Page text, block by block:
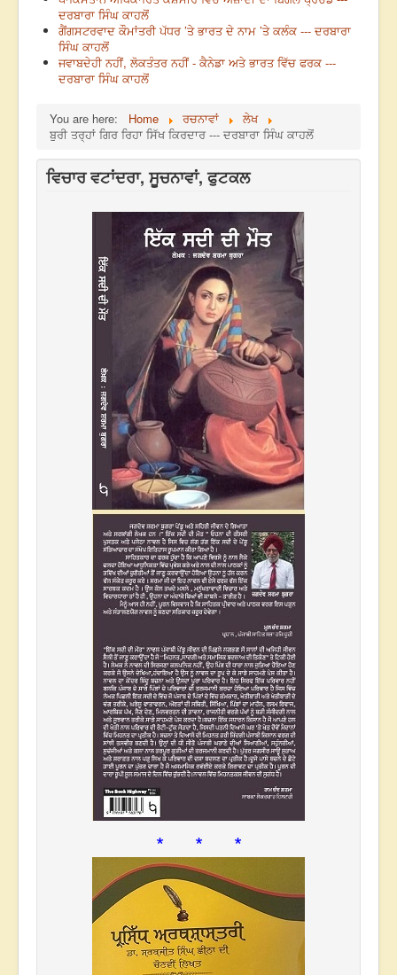
ਦਰਬਾਰਾ ਸਿੰਘ ਕਾਹਲੋਂ
ਗੈਂਗਸਟਰਵਾਦ ਕੌਮਾਂਤਰੀ ਪੱਧਰ ’ਤੇ ਭਾਰਤ ਦੇ ਨਾਮ ’ਤੇ ਕਲੰਕ --- ਦਰਬਾਰਾ
ਸਿੰਘ ਕਾਹਲੋਂ
ਜਵਾਬਦੇਹੀ ਨਹੀਂ, ਲੋਕਤੰਤਰ ਨਹੀਂ - ਕੈਨੇਡਾ ਅਤੇ ਭਾਰਤ ਵਿੱਚ ਫਰਕ ---
ਦਰਬਾਰਾ ਸਿੰਘ ਕਾਹਲੋਂ
You are here: Home ਰਚਨਾਵਾਂ
ਲੇਖ
ਬੁਰੀ ਤਰ੍ਹਾਂ ਗਿਰ ਰਿਹਾ ਸਿੱਖ ਕਿਰਦਾਰ --- ਦਰਬਾਰਾ ਸਿੰਘ ਕਾਹਲੋਂ
ਵਿਚਾਰ ਵਟਾਂਦਰਾ, ਸੂਚਨਾਵਾਂ, ਫੁਟਕਲ
* * *